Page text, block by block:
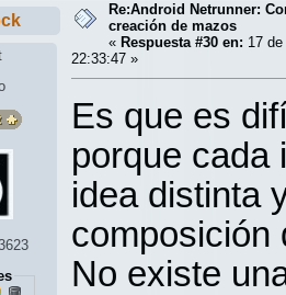
Re:Android Netrunner:
creación de mazos
« Respuesta #30 en: 17
22:33:47 »
Es que es
porque cada
idea distinta
composición
No existe